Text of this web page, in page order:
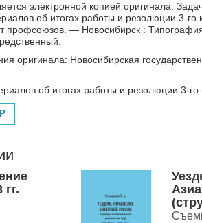
электронной копией оригинала:
об итогах работы и резолюции 3-го
профсоюзов. — Новосибирск :
оригинала: Новосибирская
об итогах работы и резолюции 3-го